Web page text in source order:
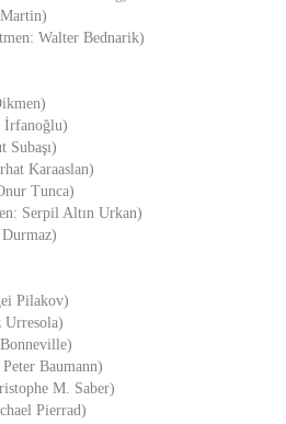
Walter Bednarik)
İrfanoğlu)
Subaşı)
Karaaslan)
Tunca)
Serpil Altın Urkan)
Pilakov)
Baumann)
M. Saber)
Pierrad)